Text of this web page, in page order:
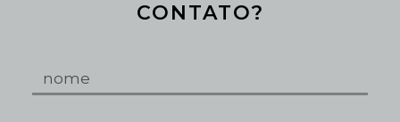
CONTATO?